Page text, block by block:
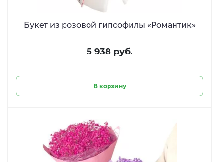
Букет из розовой гипсофилы «Романтик»
5 938 руб.
В корзину